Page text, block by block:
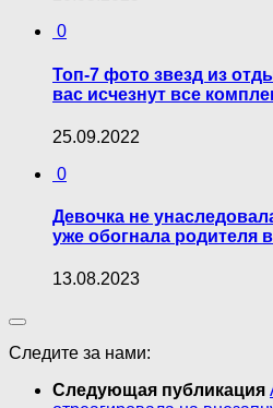
0
Топ-7 фото звезд из
вас исчезнут все
25.09.2022
0
Девочка не
уже обогнала родителя
13.08.2023
Следите за нами:
Следующая публикация